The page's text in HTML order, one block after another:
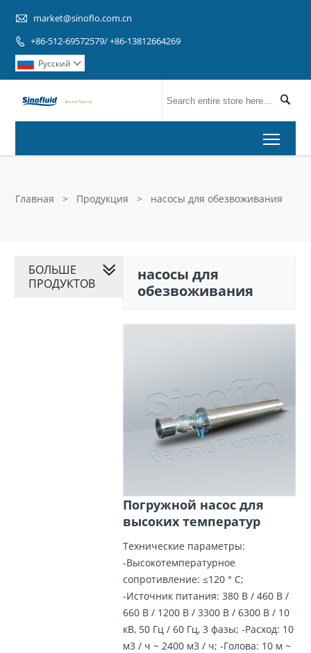
 market@sinoflo.com.cn
 +86-512-69572579/ +86-13812664269
Pусский 

Главная > Продукция > насосы для обезвоживания
насосы для
обезвоживания
Погружной насос для
высоких температур
Технические параметры:
-Высокотемпературное
сопротивление: ≤120 ° C;
-Источник питания: 380 В / 460 В /
660 В / 1200 В / 3300 В / 6300 В / 10
кВ, 50 Гц / 60 Гц, 3 фазы; -Расход: 10
м3 / ч ~ 2400 м3 / ч; -Голова: 10 м ~
БОЛЬШЕ
ПРОДУКТОВ